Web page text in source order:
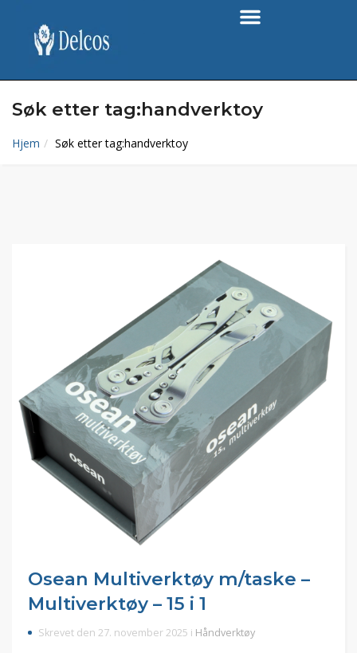
Søk etter tag:handverktoy
Hjem Søk etter tag:handverktoy
Osean Multiverktøy m/taske –
Multiverktøy – 15 i 1
Skrevet den 27. november 2025 i Håndverktøy